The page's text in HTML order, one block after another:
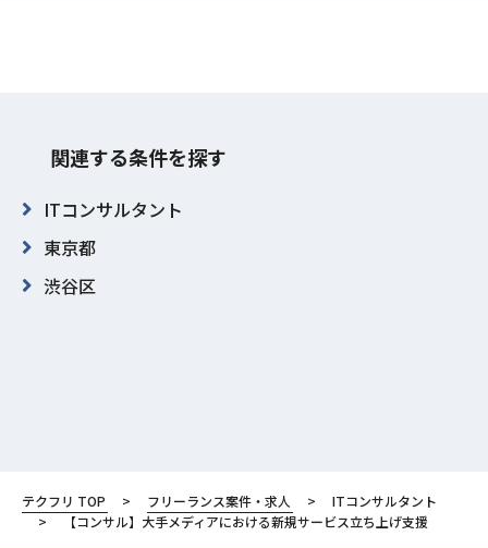
関連する条件を探す
ITコンサルタント
東京都
渋谷区
テクフリ TOP フリーランス案件・求人
ITコンサルタント
【コンサル】大手メディアにおける新規サービス立ち上げ支援